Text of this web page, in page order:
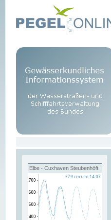
Elbe - Cuxhaven Steubenhöft